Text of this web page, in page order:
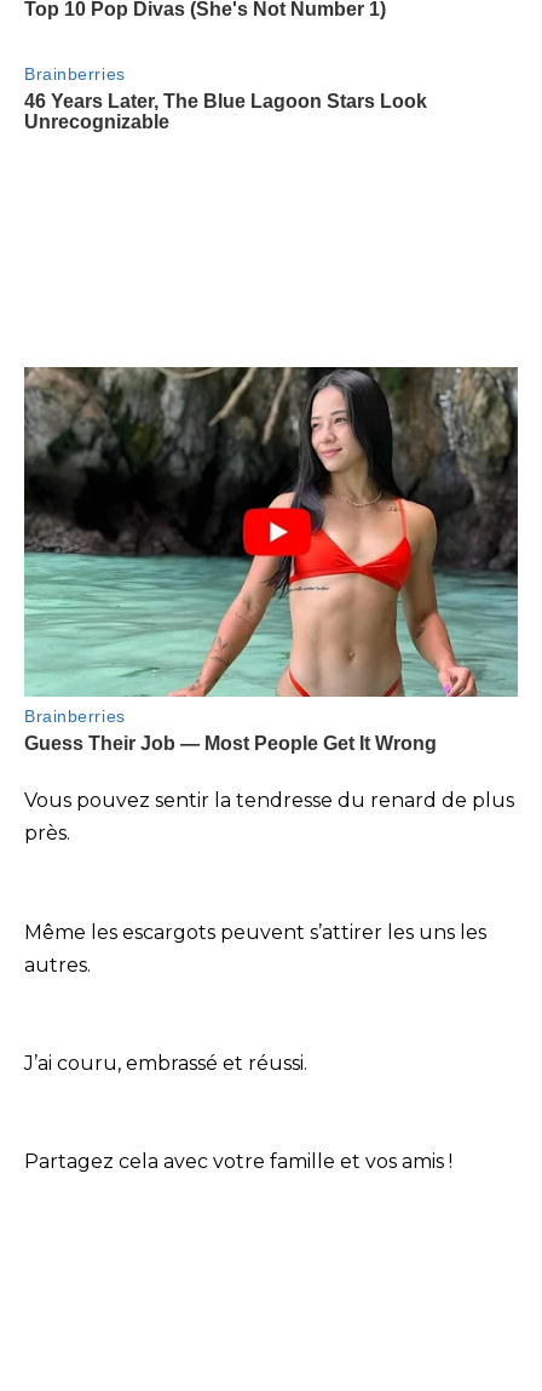
Vous pouvez sentir la tendresse du renard de plus
près.
Même les escargots peuvent s’attirer les uns les
autres.
J’ai couru, embrassé et réussi.
Partagez cela avec votre famille et vos amis !